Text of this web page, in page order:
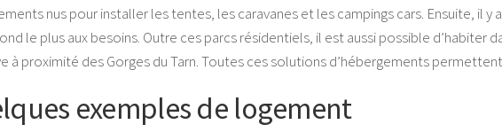
nus pour installer les tentes, les caravanes et les campings cars. Ensuite, il
le plus aux besoins. Outre ces parcs résidentiels, il est aussi possible d’habiter
à proximité des Gorges du Tarn. Toutes ces solutions d’hébergements
exemples de logement